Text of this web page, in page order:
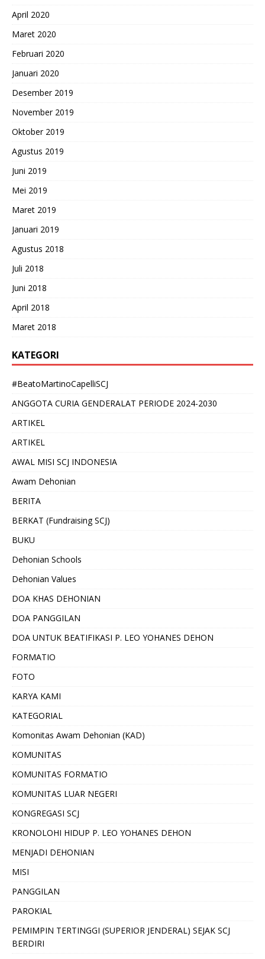
April 2020
Maret 2020
Februari 2020
Januari 2020
Desember 2019
November 2019
Oktober 2019
Agustus 2019
Juni 2019
Mei 2019
Maret 2019
Januari 2019
Agustus 2018
Juli 2018
Juni 2018
April 2018
Maret 2018
KATEGORI
#BeatoMartinoCapelliSCJ
ANGGOTA CURIA GENDERALAT PERIODE 2024-2030
ARTIKEL
ARTIKEL
AWAL MISI SCJ INDONESIA
Awam Dehonian
BERITA
BERKAT (Fundraising SCJ)
BUKU
Dehonian Schools
Dehonian Values
DOA KHAS DEHONIAN
DOA PANGGILAN
DOA UNTUK BEATIFIKASI P. LEO YOHANES DEHON
FORMATIO
FOTO
KARYA KAMI
KATEGORIAL
Komonitas Awam Dehonian (KAD)
KOMUNITAS
KOMUNITAS FORMATIO
KOMUNITAS LUAR NEGERI
KONGREGASI SCJ
KRONOLOHI HIDUP P. LEO YOHANES DEHON
MENJADI DEHONIAN
MISI
PANGGILAN
PAROKIAL
PEMIMPIN TERTINGGI (SUPERIOR JENDERAL) SEJAK SCJ
BERDIRI